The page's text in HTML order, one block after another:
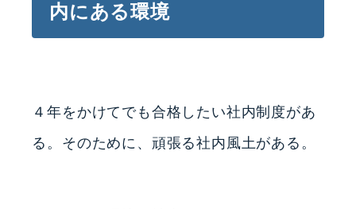
内にある環境
４年をかけてでも合格したい社内制度があ
る。そのために、頑張る社内風土がある。